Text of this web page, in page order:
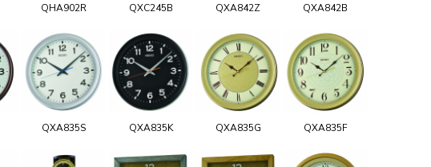
QHA902R QXC245B QXA842Z QXA842B
QXA835S QXA835K QXA835G QXA835F